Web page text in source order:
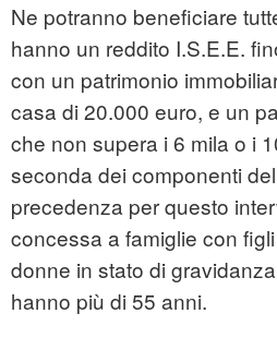
Ne potranno beneficiare
hanno un reddito I.S.E.E.
con un patrimonio
casa di 20.000 euro, e un
che non supera i 6 mila o i
seconda dei componenti
precedenza per questo
concessa a famiglie con
donne in stato di
hanno più di 55 anni.